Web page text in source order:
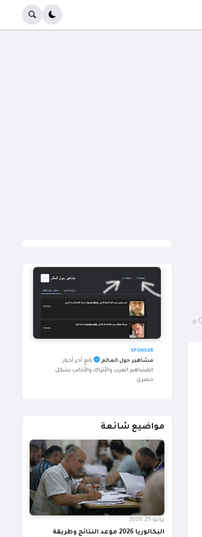
0
SPONSOR
مشاهير حول العالم
تابع آخر أخبار
المشاهير العرب والأتراك والأجانب بشكل
حصري.
مواضيع شائعة
البكالوريا 2026 موعد النتائج وطريقة
يوليو 25, 2026